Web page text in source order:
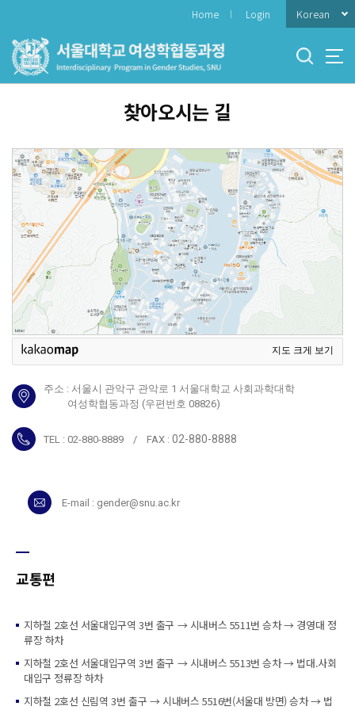
메
Home Login Korean
찾아오시는 길
지도 크게 보기
주소 : 서울시 관악구 관악로 1 서울대학교 사회과학대학
여성학협동과정 (우편번호 08826)
TEL : 02-880-8889 / FAX : 02-880-8888
E-mail : gender@snu.ac.kr
교통편
지하철 2호선 서울대입구역 3번 출구 → 시내버스 5511번 승차 → 경영대 정
류장 하차
지하철 2호선 서울대입구역 3번 출구 → 시내버스 5513번 승차→ 법대.사회
대입구 정류장 하차
지하철 2호선 신림역 3번 출구 → 시내버스 5516번(서울대 방면) 승차 → 법